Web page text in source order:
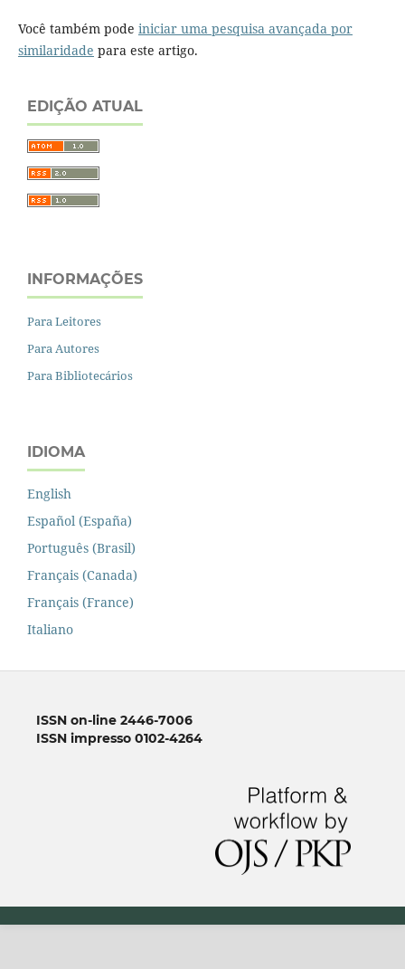
Você também pode iniciar uma pesquisa avançada por
similaridade para este artigo.
EDIÇÃO ATUAL
INFORMAÇÕES
Para Leitores
Para Autores
Para Bibliotecários
IDIOMA
English
Español (España)
Português (Brasil)
Français (Canada)
Français (France)
Italiano
ISSN on-line 2446-7006
ISSN impresso 0102-4264